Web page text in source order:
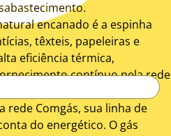
encanado é a espinha
têxteis, papeleiras e
eficiência térmica,
contínuo pela rede
de combustível. Com
Comgás, sua linha de
do energético. O gás